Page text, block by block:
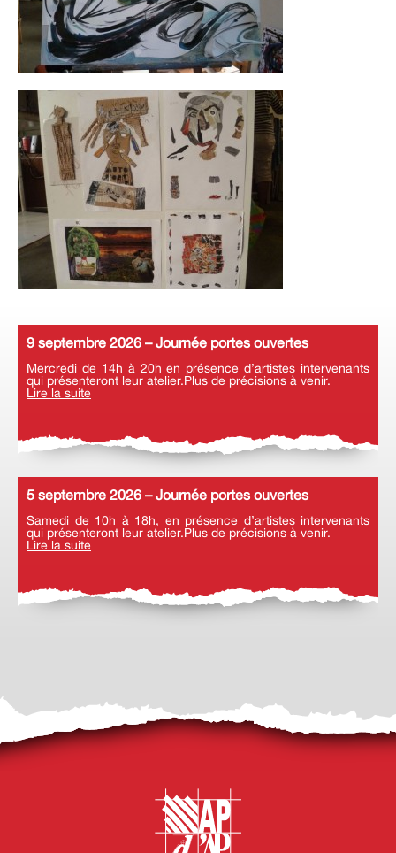
9 septembre 2026 – Journée portes ouvertes
Mercredi de 14h à 20h en présence d’artistes intervenants
qui présenteront leur atelier.Plus de précisions à venir.
Lire la suite
5 septembre 2026 – Journée portes ouvertes
Samedi de 10h à 18h, en présence d’artistes intervenants
qui présenteront leur atelier.Plus de précisions à venir.
Lire la suite